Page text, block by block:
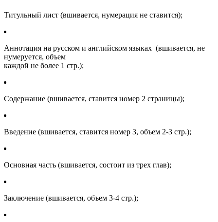
Титульный лист (вшивается, нумерация не ставится);
Аннотация на русском и английском ​языках (вшивается, не
нумеруется, объем
каждой не более 1 стр.);
Содержание (вшивается, ставится номер 2 страницы);
Введение (вшивается, ставится номер 3, объем 2-3 стр.);
Основная часть (вшивается, состоит из трех глав);
Заключение (вшивается, объем 3-4 стр.);